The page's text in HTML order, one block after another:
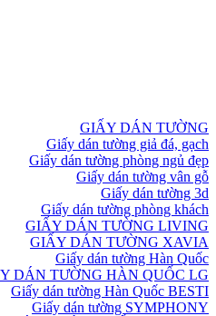
GIẤY DÁN TƯỜNG
Giấy dán tường giả đá, gạch
Giấy dán tường phòng ngủ đẹp
Giấy dán tường vân gỗ
Giấy dán tường 3d
Giấy dán tường phòng khách
GIẤY DÁN TƯỜNG LIVING
GIẤY DÁN TƯỜNG XAVIA
Giấy dán tường Hàn Quốc
DÁN TƯỜNG HÀN QUỐC LG
Giấy dán tường Hàn Quốc BESTI
Giấy dán tường SYMPHONY